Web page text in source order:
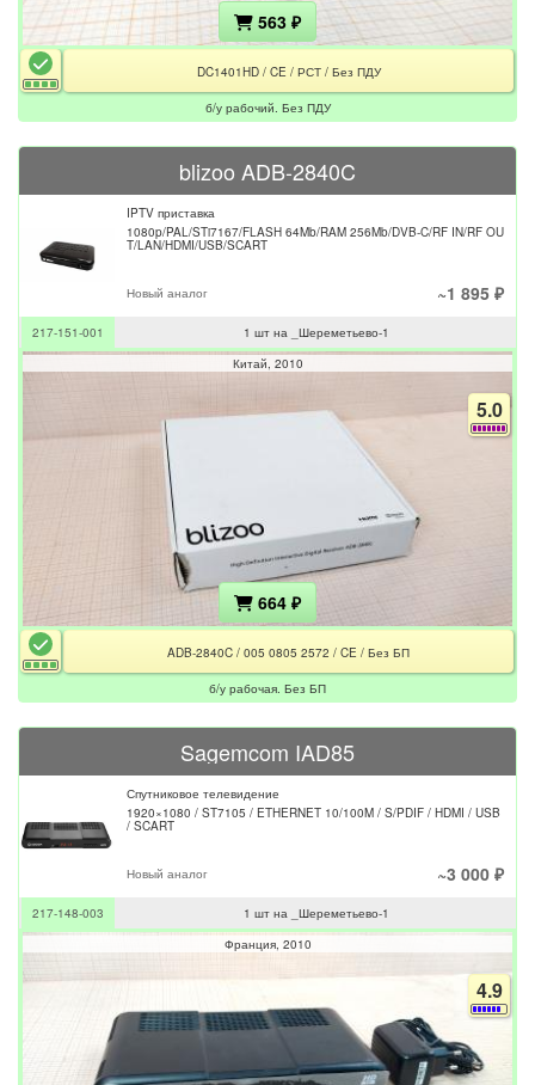
563 ₽
DC1401HD / CE / РСТ / Без ПДУ
б/у рабочий. Без ПДУ
blizoo ADB-2840C
IPTV приставка
1080p/PAL/STi7167/FLASH 64Mb/RAM 256Mb/DVB-C/RF IN/RF OU
T/LAN/HDMI/USB/SCART
Новый аналог ~1 895 ₽
217-151-001
1 шт на _Шереметьево-1
Китай 2010
5.0
664 ₽
ADB-2840C / 005 0805 2572 / CE / Без БП
б/у рабочая. Без БП
Sagemcom IAD85
Спутниковое телевидение
1920×1080 / ST7105 / ETHERNET 10/100M / S/PDIF / HDMI / USB
/ SCART
Новый аналог ~3 000 ₽
217-148-003
1 шт на _Шереметьево-1
Франция 2010
4.9